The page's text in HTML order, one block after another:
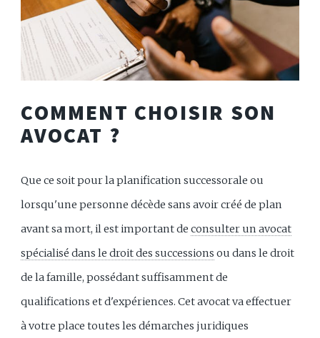
COMMENT CHOISIR SON
AVOCAT ?
Que ce soit pour la planification successorale ou
lorsqu'une personne décède sans avoir créé de plan
avant sa mort, il est important deconsulter un avocat
spécialisé dans le droit des successions ou dans le droit
de la famille, possédant suffisamment de
qualifications et d'expériences. Cet avocat va effectuer
à votre place toutes les démarches juridiques